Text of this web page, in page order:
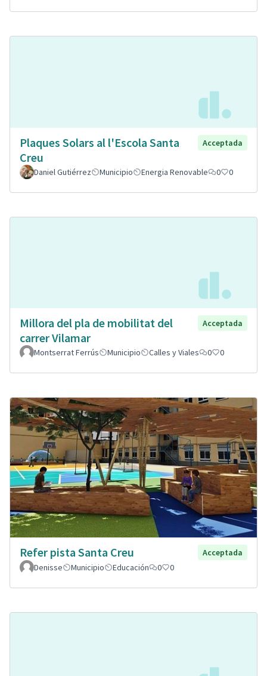
Plaques Solars al l'Escola Santa
Creu
Acceptada
Daniel Gutiérrez Municipio Energia Renovable 0 0
Millora del pla de mobilitat del
carrer Vilamar
Acceptada
Montserrat Ferrús Municipio Calles y Viales 0 0
Refer pista Santa Creu
Acceptada
Denisse
Municipio Educación 0 0